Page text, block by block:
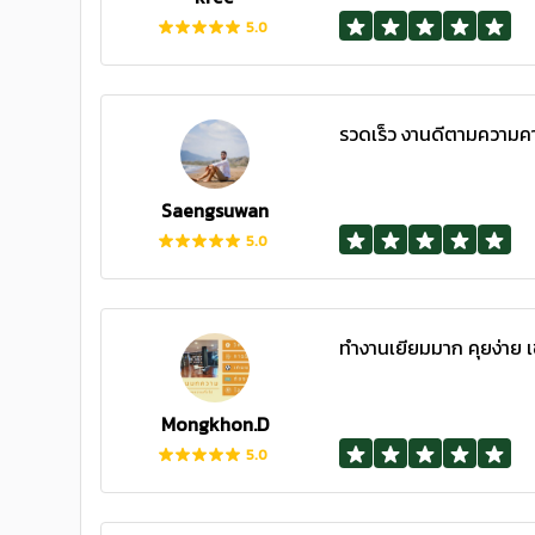
5.0
Saengsuwan
5.0
รวดเร็ว งานดีตามความ
Mongkhon.D
5.0
ทำงานเยียมมาก คุยง่าย